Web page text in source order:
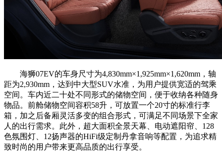
海狮07EV的车身尺寸为4,830mm×1,925mm×1,620mm，轴
距为2,930mm，达到中大型SUV水准，为用户提供宽适的驾乘
空间。车内近二十处不同形式的储物空间，便于收纳各种随身
物品。前舱储物空间容积58升，可放置一个20寸的标准行李
箱，加之后备厢灵活多变的组合形式，可满足不同场景下全家
人的出行需求。此外，超大面积全景天幕、电动遮阳帘、128
色氛围灯、12扬声器的HiFi级定制丹拿音响等配置，为追求精
致时尚的用户带来更高品质的出行享受。